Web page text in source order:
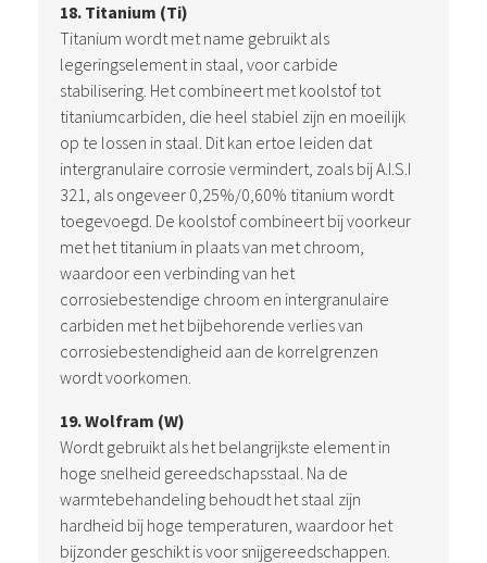
18. Titanium (Ti)
Titanium wordt met name gebruikt als
legeringselement in staal, voor carbide
stabilisering. Het combineert met koolstof tot
titaniumcarbiden, die heel stabiel zijn en moeilijk
op te lossen in staal. Dit kan ertoe leiden dat
intergranulaire corrosie vermindert, zoals bij A.I.S.I
321, als ongeveer 0,25%/0,60% titanium wordt
toegevoegd. De koolstof combineert bij voorkeur
met het titanium in plaats van met chroom,
waardoor een verbinding van het
corrosiebestendige chroom en intergranulaire
carbiden met het bijbehorende verlies van
corrosiebestendigheid aan de korrelgrenzen
wordt voorkomen.
19. Wolfram (W)
Wordt gebruikt als het belangrijkste element in
hoge snelheid gereedschapsstaal. Na de
warmtebehandeling behoudt het staal zijn
hardheid bij hoge temperaturen, waardoor het
bijzonder geschikt is voor snijgereedschappen.